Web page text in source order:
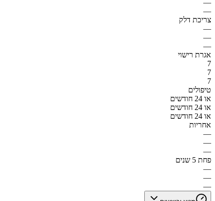
—
—
צריכת דלק
—
—
—
אגרת רישוי
7
7
7
טיפולים
או 24 חודשים
או 24 חודשים
או 24 חודשים
אחריות
—
—
—
פחת 5 שנים
—
—
—